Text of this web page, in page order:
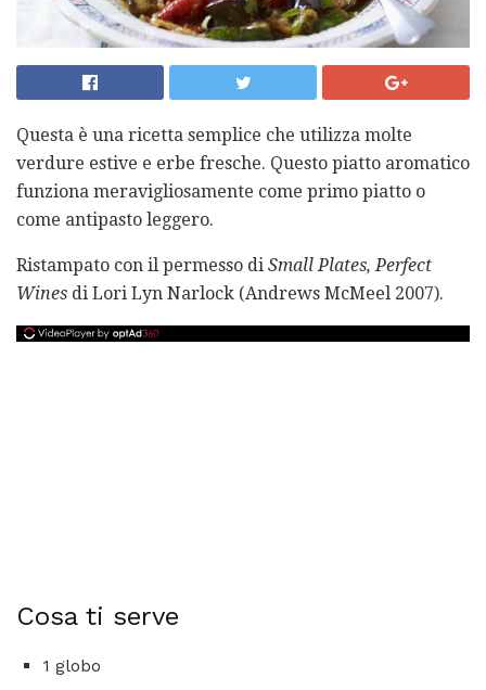
Questa è una ricetta semplice che utilizza molte
verdure estive e erbe fresche. Questo piatto aromatico
funziona meravigliosamente come primo piatto o
come antipasto leggero.
Ristampato con il permesso di Small Plates, Perfect
Wines di Lori Lyn Narlock (Andrews McMeel 2007).
Cosa ti serve
1 globo